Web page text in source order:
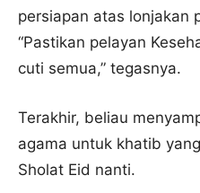
persiapan atas lonjakan
“Pastikan pelayan
cuti semua,” tegasnya.
Terakhir, beliau
agama untuk khatib
Sholat Eid nanti.